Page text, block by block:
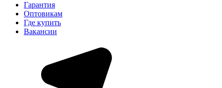
Гарантия
Оптовикам
Где купить
Вакансии